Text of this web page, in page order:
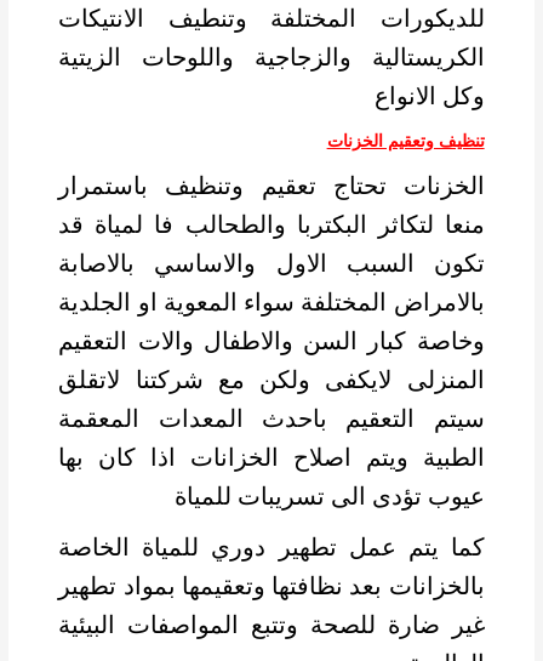
للديكورات المختلفة وتنطيف الانتيكات
الكريستالية والزجاجية واللوحات الزيتية
وكل الانواع
تنظيف وتعقيم الخزنات
الخزنات تحتاج تعقيم وتنظيف باستمرار
منعا لتكاثر البكتربا والطحالب فا لمياة قد
تكون السبب الاول والاساسي بالاصابة
بالامراض المختلفة سواء المعوية او الجلدية
وخاصة كبار السن والاطفال والات التعقيم
المنزلى لايكفى ولكن مع شركتنا لاتقلق
سيتم التعقيم باحدث المعدات المعقمة
الطبية ويتم اصلاح الخزانات اذا كان بها
عيوب تؤدى الى تسريبات للمياة
كما يتم عمل تطهير دوري للمياة الخاصة
بالخزانات بعد نظافتها وتعقيمها بمواد تطهير
غير ضارة للصحة وتتبع المواصفات البيئية